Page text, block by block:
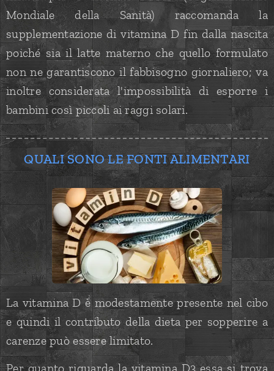
Mondiale della Sanità) raccomanda la
supplementazione di vitamina D fin dalla nascita
poiché sia il latte materno che quello formulato
non ne garantiscono il fabbisogno giornaliero; va
inoltre considerata l'impossibilità di esporre i
bambini così piccoli ai raggi solari.
QUALI SONO LE FONTI ALIMENTARI
La vitamina D è modestamente presente nel cibo
e quindi il contributo della dieta per sopperire a
carenze può essere limitato.